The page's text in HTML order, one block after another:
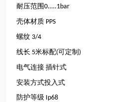
耐压范围0.….1bar
壳体材质 PPS
螺纹 3/4
线长 5米标配(可定制)
电气连接 插针式
安装方式投入式
防护等级 Ip68